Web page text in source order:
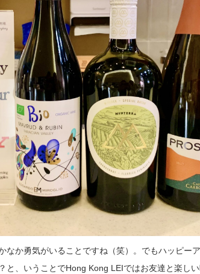
なか勇気がいることですね（笑）。でもハッピー
と、いうことでHong Kong LEIではお友達と楽し